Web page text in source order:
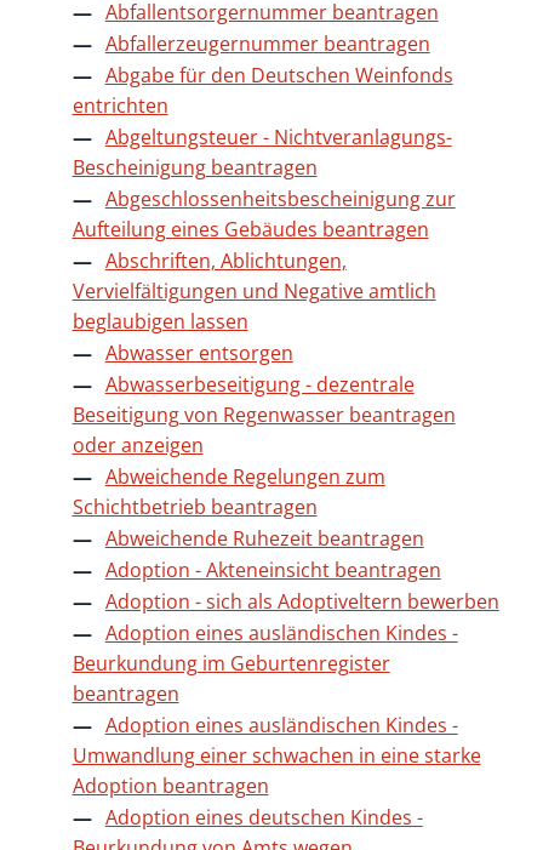
Abfallentsorgernummer beantragen
Abfallerzeugernummer beantragen
Abgabe für den Deutschen Weinfonds
entrichten
Abgeltungsteuer - Nichtveranlagungs-
Bescheinigung beantragen
Abgeschlossenheitsbescheinigung zur
Aufteilung eines Gebäudes beantragen
Abschriften, Ablichtungen,
Vervielfältigungen und Negative amtlich
beglaubigen lassen
Abwasser entsorgen
Abwasserbeseitigung - dezentrale
Beseitigung von Regenwasser beantragen
oder anzeigen
Abweichende Regelungen zum
Schichtbetrieb beantragen
Abweichende Ruhezeit beantragen
Adoption - Akteneinsicht beantragen
Adoption - sich als Adoptiveltern bewerben
Adoption eines ausländischen Kindes -
Beurkundung im Geburtenregister
beantragen
Adoption eines ausländischen Kindes -
Umwandlung einer schwachen in eine starke
Adoption beantragen
Adoption eines deutschen Kindes -